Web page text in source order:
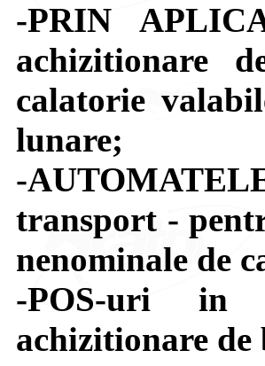
-PRIN
achizitionare
calatorie
lunare;
-
transport -
nenominale de
-POS-uri in
achizitionare de